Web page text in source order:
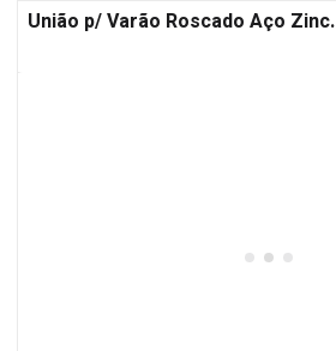
União p/ Varão Roscado Aço Zinc.